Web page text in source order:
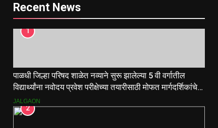
Recent News
1
पाळधी जिल्हा परिषद शाळेत नव्याने सुरू झालेल्या 5 वी वर्गातील
विद्यार्थ्यांना नवोदय प्रवेश परीक्षेच्या तयारीसाठी मोफत मार्गदर्शिकांचे
वाटप.
JALGAON
2